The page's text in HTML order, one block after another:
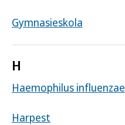
Gymnasieskola
H
Haemophilus influenzae
Harpest